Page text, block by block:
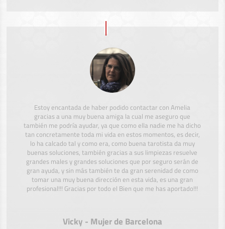
Estoy encantada de haber podido contactar con Amelia
gracias a una muy buena amiga la cual me aseguro que
también me podría ayudar, ya que como ella nadie me ha dicho
tan concretamente toda mi vida en estos momentos, es decir,
lo ha calcado tal y como era, como buena tarotista da muy
buenas soluciones, también gracias a sus limpiezas resuelve
grandes males y grandes soluciones que por seguro serán de
gran ayuda, y sin más también te da gran serenidad de como
tomar una muy buena dirección en esta vida, es una gran
profesional!!! Gracias por todo el Bien que me has aportado!!!
Vicky - Mujer de Barcelona